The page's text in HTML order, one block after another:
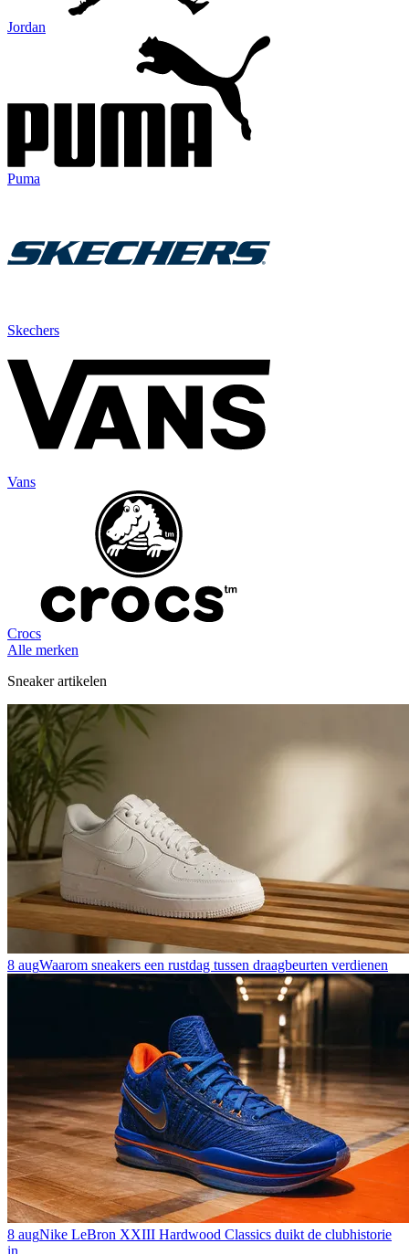
Jordan
Puma
Skechers
Vans
Crocs
Alle merken
Sneaker artikelen
8 augWaarom sneakers een rustdag tussen draagbeurten verdienen
8 augNike LeBron XXIII Hardwood Classics duikt de clubhistorie
in